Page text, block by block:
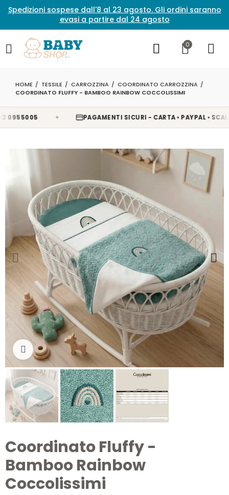
Spedizioni sospese dall'8 al 23 agosto. Gli ordini saranno
evasi a partire dal 24 agosto
0
HOME TESSILE CARROZZINA
COORDINATO CARROZZINA
COORDINATO FLUFFY - BAMBOO RAINBOW COCCOLISSIMI
PAGAMENTI SICURI - CARTA • PAYPAL •
Clicca per ingrandire
Coordinato Fluffy -
Bamboo Rainbow
Coccolissimi